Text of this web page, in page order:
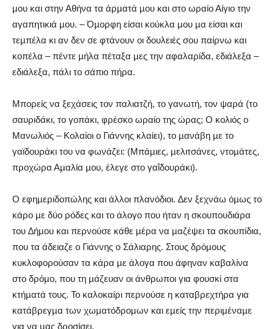
µου και στην Αθήνα τα άρµατά µου και στο ωραίο Αίγιο την
αγαπητικιά µου. – Όµορφη είσαι κούκλα µου µα είσαι και
τεµπέλα κι αν δεν σε φτάνουν οι δουλειές σου παίρνω και
κοπέλα – πέντε µήλα πέταξα µες την αφαλαρίδα, εδιάλεξα –
εδιάλεξα, πάλι το σάπιο πήρα.
Μπορείς να ξεχάσεις τον παλιατζή, το γανωτή, τον ψαρά (το
σαυριδάκι, το γοπάκι, φρέσκο ωραίο της ώρας; Ο κολιός ο
Μανωλιός – Κολαίοι ο Γιάννης κλαίει), το µανάβη µε το
γαϊδουράκι του να φωνάζει: (Μπάµιες, µελιτσάνες, ντοµάτες,
προχώρα Αµαλία µου, έλεγε στο γαΐδουράκι).
Ο εφηµεριδοπώλης και άλλοι πλανόδιοι. ∆εν ξεχνάω όµως το
κάρο µε δύο ρόδες και το άλογο που ήταν η σκουπουδιάρα
του ∆ήµου και περνούσε κάθε µέρα να µαζέψει τα σκουπίδια,
που τα άδειαζε ο Γιάννης ο Σάλιαρης. Στους δρόµους
κυκλοφορούσαν τα κάρα µε άλογα που άφηναν καβαλίνα
στο δρόµο, που τη µάζευαν οι άνθρωποι για φουσκί στα
κτήµατά τους. Το καλοκαίρι περνούσε η καταβρεχτήρα για
κατάβρεγµα των χωµατόδροµων και εµείς την περιµέναµε
για να µας δροσίσει.